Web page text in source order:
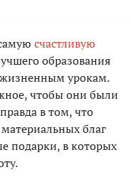
счастливую
образования
урокам.
чтобы они были
в том, что
благ
подарки, в которых